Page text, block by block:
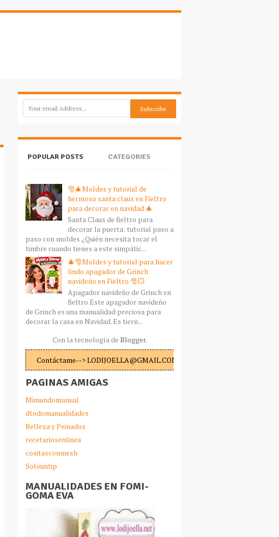
POPULAR POSTS CATEGORIES
🎅🎄Moldes y tutorial de
hermoso santa claus en Fieltro
para decorar en navidad 🎄
Santa Claus de fieltro para
decorar la puerta: tutorial paso a
paso con moldes ¿Quién necesita tocar el
timbre cuando tienes a este simpátic...
🎄🎅Moldes y tutorial para hacer
lindo apagador de Grinch
navideño en Fieltro 🎅💥
Apagador navideño de Grinch en
fieltro Este apagador navideño
de Grinch es una manualidad preciosa para
decorar la casa en Navidad. Es tiern...
Con la tecnología de Blogger.
Contáctame--> LODIJOELLA@GMAIL.COM
PAGINAS AMIGAS
Mimundomanual
dtodomanualidades
Belleza y Peinados
recetariosenlinea
cositasconmesh
Solountip
MANUALIDADES EN FOMI-
GOMA EVA